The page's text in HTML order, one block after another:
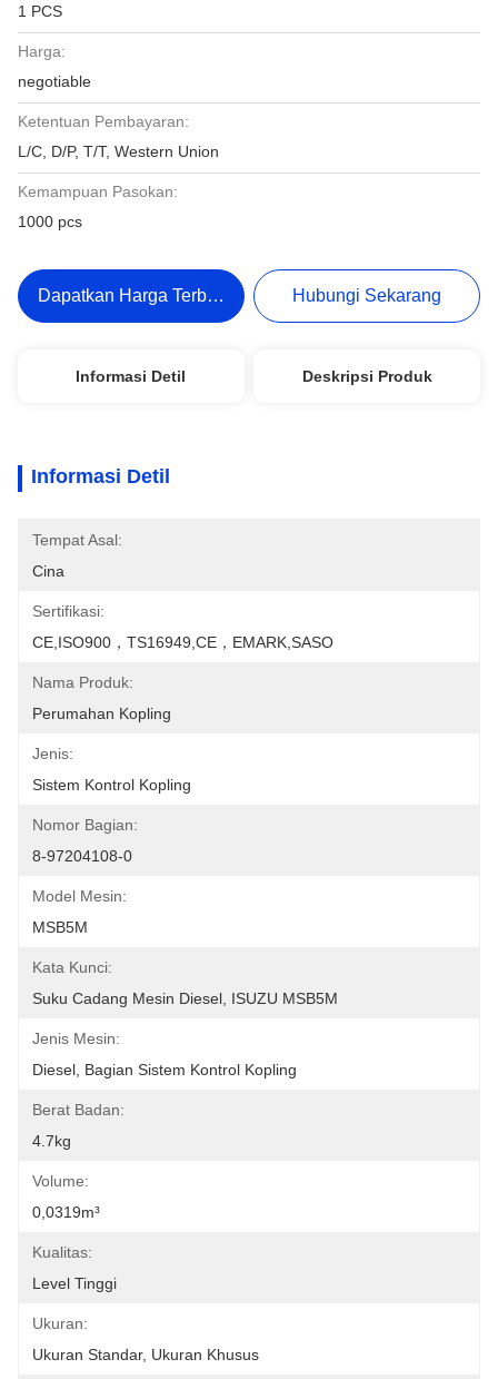
1 PCS
Harga:
negotiable
Ketentuan Pembayaran:
L/C, D/P, T/T, Western Union
Kemampuan Pasokan:
1000 pcs
Dapatkan Harga Terbaik Hubungi Sekarang
Informasi Detil Deskripsi Produk
Informasi Detil
Tempat Asal:
Cina
Sertifikasi:
CE,ISO900，TS16949,CE，EMARK,SASO
Nama Produk:
Perumahan Kopling
Jenis:
Sistem Kontrol Kopling
Nomor Bagian:
8-97204108-0
Model Mesin:
MSB5M
Kata Kunci:
Suku Cadang Mesin Diesel, ISUZU MSB5M
Jenis Mesin:
Diesel, Bagian Sistem Kontrol Kopling
Berat Badan:
4.7kg
Volume:
0,0319m³
Kualitas:
Level Tinggi
Ukuran:
Ukuran Standar, Ukuran Khusus